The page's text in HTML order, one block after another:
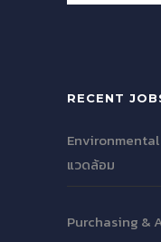
RECENT
แวดล้อม
Purchasing &